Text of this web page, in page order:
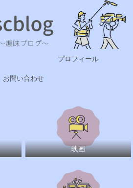
プロフィール
お問い合わせ
映画